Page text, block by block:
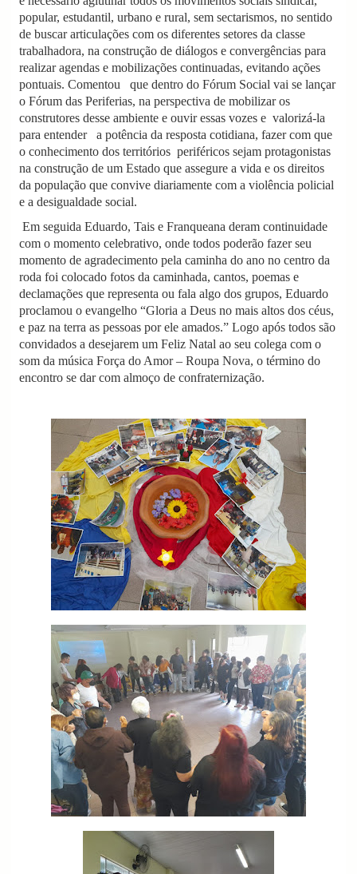
popular, estudantil, urbano e rural, sem sectarismos, no sentido
de buscar articulações com os diferentes setores da classe
trabalhadora, na construção de diálogos e convergências para
realizar agendas e mobilizações continuadas, evitando ações
pontuais. Comentou que dentro do Fórum Social vai se lançar
o Fórum das Periferias, na perspectiva de mobilizar os
construtores desse ambiente e ouvir essas vozes e valorizá-la
para entender a potência da resposta cotidiana, fazer com que
o conhecimento dos territórios periféricos sejam protagonistas
na construção de um Estado que assegure a vida e os direitos
da população que convive diariamente com a violência policial
e a desigualdade social.
Em seguida Eduardo, Tais e Franqueana deram continuidade
com o momento celebrativo, onde todos poderão fazer seu
momento de agradecimento pela caminha do ano no centro da
roda foi colocado fotos da caminhada, cantos, poemas e
declamações que representa ou fala algo dos grupos, Eduardo
proclamou o evangelho “Gloria a Deus no mais altos dos céus,
e paz na terra as pessoas por ele amados.” Logo após todos são
convidados a desejarem um Feliz Natal ao seu colega com o
som da música Força do Amor – Roupa Nova, o término do
encontro se dar com almoço de confraternização.